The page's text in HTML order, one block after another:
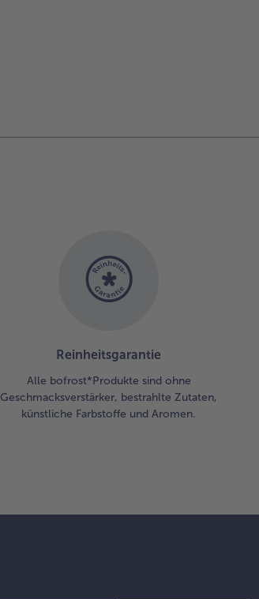
Reinheitsgarantie
Alle bofrost*Produkte sind ohne
Geschmacksverstärker, bestrahlte Zutaten,
künstliche Farbstoffe und Aromen.